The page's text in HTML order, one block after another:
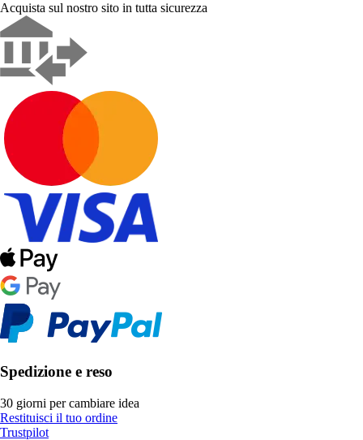
Acquista sul nostro sito in tutta sicurezza
Spedizione e reso
30 giorni per cambiare idea
Restituisci il tuo ordine
Trustpilot